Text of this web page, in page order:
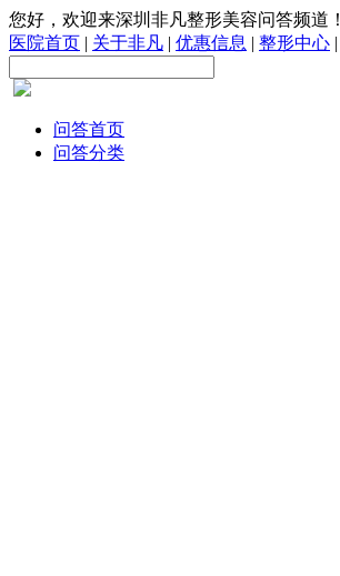
您好，欢迎来深圳非凡整形美容问答频道！
医院首页 | 关于非凡 | 优惠信息 | 整形中心 |
问答首页
问答分类